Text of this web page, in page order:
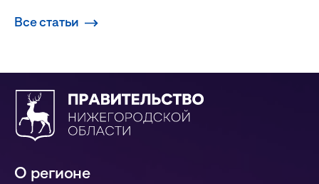
Все статьи
О регионе